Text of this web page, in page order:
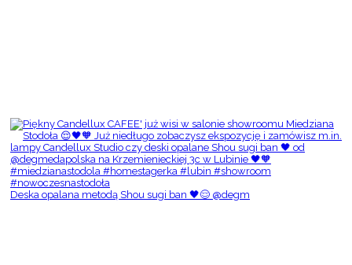
Deska opalana metodą Shou sugi ban 🖤😌 @degm